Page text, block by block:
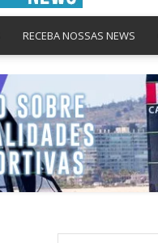
RECEBA NOSSAS NEWS